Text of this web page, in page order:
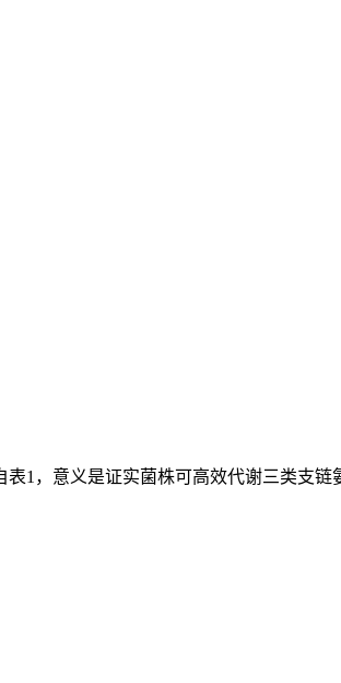
1，意义是证实菌株可高效代谢三类支链